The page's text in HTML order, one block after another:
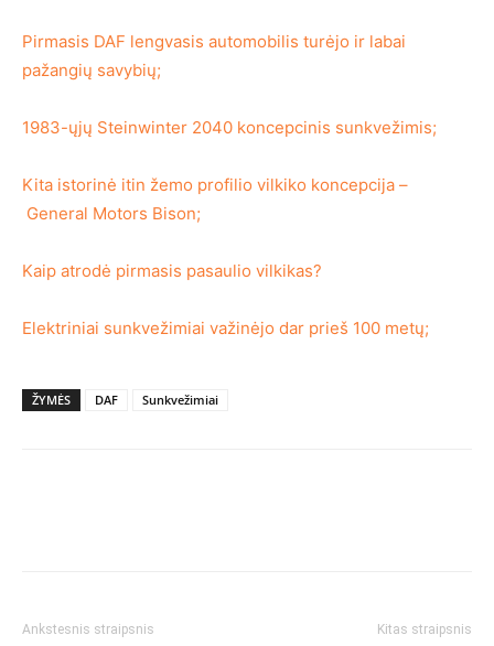
Pirmasis DAF lengvasis automobilis turėjo ir labai
pažangių savybių;
1983-ųjų Steinwinter 2040 koncepcinis sunkvežimis;
Kita istorinė itin žemo profilio vilkiko koncepcija –
General Motors Bison;
Kaip atrodė pirmasis pasaulio vilkikas?
Elektriniai sunkvežimiai važinėjo dar prieš 100 metų;
ŽYMĖS DAF Sunkvežimiai
Ankstesnis straipsnis Kitas straipsnis